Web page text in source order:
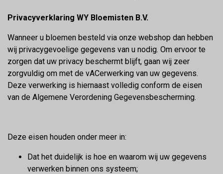
Privacyverklaring WY Bloemisten B.V.
Wanneer u bloemen besteld via onze webshop dan hebben
wij privacygevoelige gegevens van u nodig. Om ervoor te
zorgen dat uw privacy beschermt blijft, gaan wij zeer
zorgvuldig om met de vACerwerking van uw gegevens.
Deze verwerking is hiernaast volledig conform de eisen
van de Algemene Verordening Gegevensbescherming.
Deze eisen houden onder meer in:
Dat het duidelijk is hoe en waarom wij uw gegevens
verwerken binnen ons systeem;